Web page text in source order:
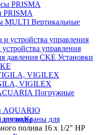
PRISMA
Вертикальные
управления
Установки
VIGILEX
Погружные
AQUARIO
для воды
поливКраны для
полива 16 x 1/2" НР